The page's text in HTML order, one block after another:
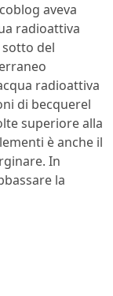
aveva
radioattiva
del
radioattiva
di becquerel
superiore alla
è anche il
In
la